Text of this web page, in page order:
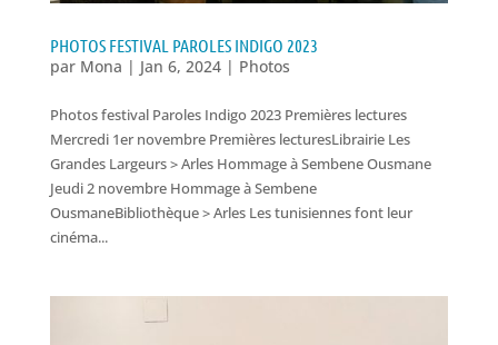
PHOTOS FESTIVAL PAROLES INDIGO 2023
par Mona | Jan 6, 2024| Photos
Photos festival Paroles Indigo 2023 Premières lectures
Mercredi 1er novembre Premières lecturesLibrairie Les
Grandes Largeurs > Arles Hommage à Sembene Ousmane
Jeudi 2 novembre Hommage à Sembene
OusmaneBibliothèque > Arles Les tunisiennes font leur
cinéma...